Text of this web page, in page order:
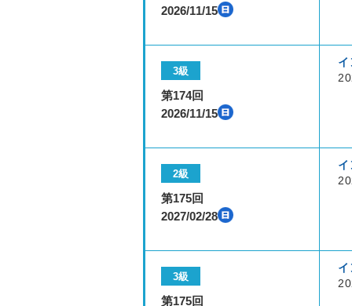
2026/11/15
3級
第174回
2026/11/15
イ
2級
第175回
2027/02/28
イ
3級
第175回
イ